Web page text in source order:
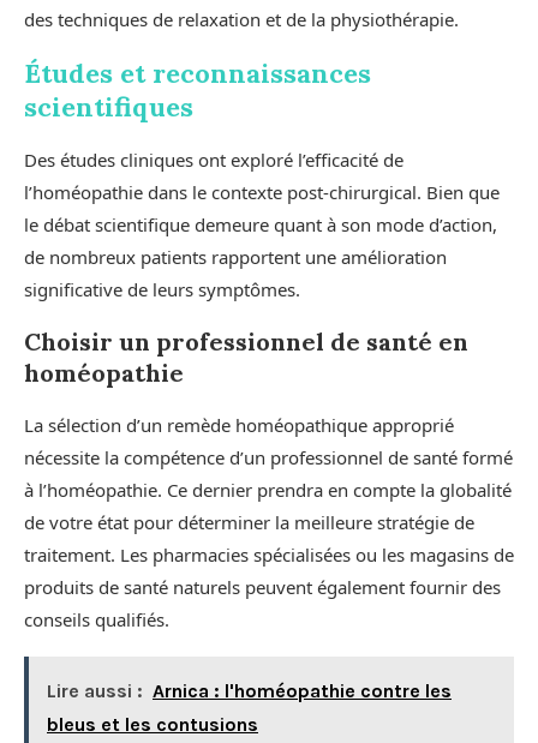
des techniques de relaxation et de la physiothérapie.
Études et reconnaissances
scientifiques
Des études cliniques ont exploré l’efficacité de
l’homéopathie dans le contexte post-chirurgical. Bien que
le débat scientifique demeure quant à son mode d’action,
de nombreux patients rapportent une amélioration
significative de leurs symptômes.
Choisir un professionnel de santé en
homéopathie
La sélection d’un remède homéopathique approprié
nécessite la compétence d’un professionnel de santé formé
à l’homéopathie. Ce dernier prendra en compte la globalité
de votre état pour déterminer la meilleure stratégie de
traitement. Les pharmacies spécialisées ou les magasins de
produits de santé naturels peuvent également fournir des
conseils qualifiés.
Lire aussi : Arnica : l'homéopathie contre les
bleus et les contusions